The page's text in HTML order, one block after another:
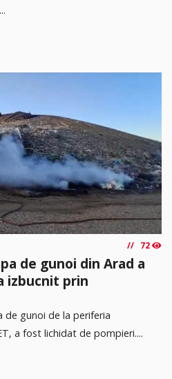
72
de gunoi din Arad a
izbucnit prin
de gunoi de la periferia
a fost lichidat de pompieri....